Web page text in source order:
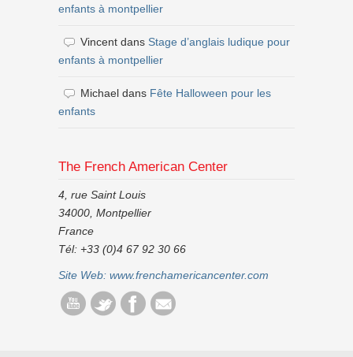
enfants à montpellier
Vincent dans Stage d’anglais ludique pour
enfants à montpellier
Michael dans Fête Halloween pour les
enfants
The French American Center
4, rue Saint Louis
34000, Montpellier
France
Tél: +33 (0)4 67 92 30 66
Site Web: www.frenchamericancenter.com